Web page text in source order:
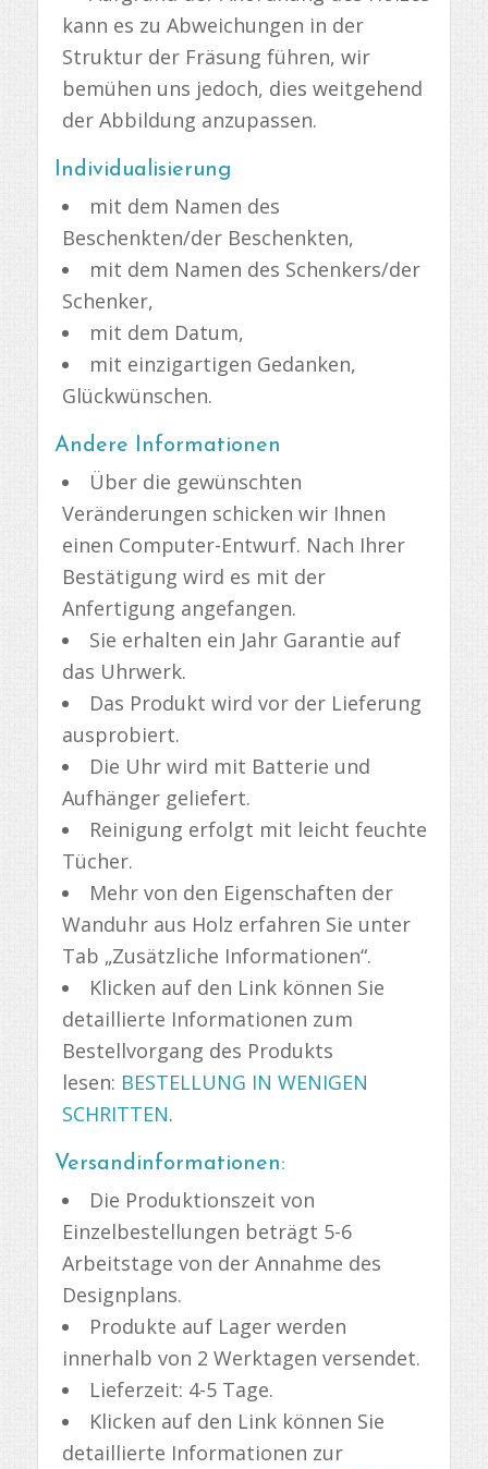
kann es zu Abweichungen in der
Struktur der Fräsung führen, wir
bemühen uns jedoch, dies weitgehend
der Abbildung anzupassen.
Individualisierung
mit dem Namen des
Beschenkten/der Beschenkten,
mit dem Namen des Schenkers/der
Schenker,
mit dem Datum,
mit einzigartigen Gedanken,
Glückwünschen.
Andere Informationen
Über die gewünschten
Veränderungen schicken wir Ihnen
einen Computer-Entwurf. Nach Ihrer
Bestätigung wird es mit der
Anfertigung angefangen.
Sie erhalten ein Jahr Garantie auf
das Uhrwerk.
Das Produkt wird vor der Lieferung
ausprobiert.
Die Uhr wird mit Batterie und
Aufhänger geliefert.
Reinigung erfolgt mit leicht feuchte
Tücher.
Mehr von den Eigenschaften der
Wanduhr aus Holz erfahren Sie unter
Tab „Zusätzliche Informationen“.
Klicken auf den Link können Sie
detaillierte Informationen zum
Bestellvorgang des Produkts
lesen: BESTELLUNG IN WENIGEN
SCHRITTEN.
Versandinformationen:
Die Produktionszeit von
Einzelbestellungen beträgt 5-6
Arbeitstage von der Annahme des
Designplans.
Produkte auf Lager werden
innerhalb von 2 Werktagen versendet.
Lieferzeit: 4-5 Tage.
Klicken auf den Link können Sie
detaillierte Informationen zur